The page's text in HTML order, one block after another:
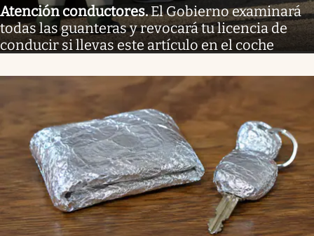
Atención conductores.El Gobierno examinará
todas las guanteras y revocará tu licencia de
conducir si llevas este artículo en el coche